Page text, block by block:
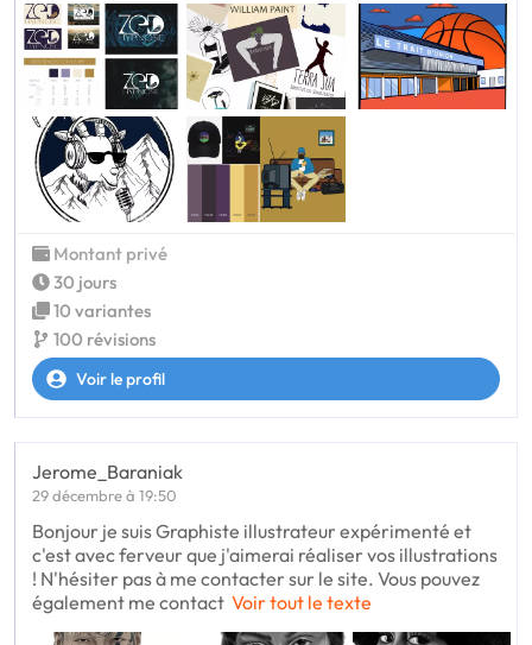
Montant privé
30 jours
10 variantes
100 révisions
Voir le profil
Jerome_Baraniak
29 décembre à 19:50
Bonjour je suis Graphiste illustrateur expérimenté et
c'est avec ferveur que j'aimerai réaliser vos illustrations
! N'hésiter pas à me contacter sur le site. Vous pouvez
également me contact Voir tout le texte